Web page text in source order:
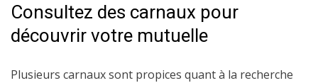
Consultez des carnaux pour
découvrir votre mutuelle
Plusieurs carnaux sont propices quant à la recherche